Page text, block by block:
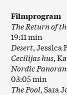
Filmprogram
The Return of
19:11 min
Desert, Jessica
Cecilijas hus,
Nordic
03:05 min
The Pool, Sara